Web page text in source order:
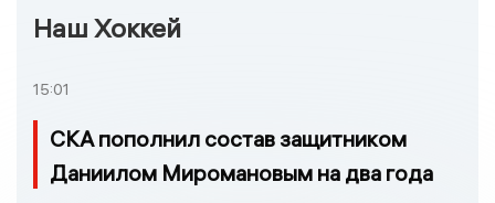
Наш Хоккей
15:01
СКА пополнил состав защитником
Даниилом Миромановым на два года